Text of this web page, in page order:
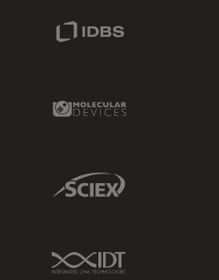
IDBS Link
Molecular Devices Link
Sciex Link
IDT Link